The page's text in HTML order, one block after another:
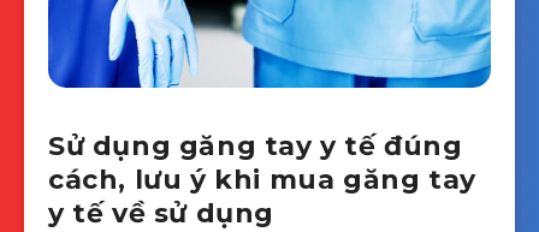
Sử dụng găng tay y tế đúng
cách, lưu ý khi mua găng tay
y tế về sử dụng